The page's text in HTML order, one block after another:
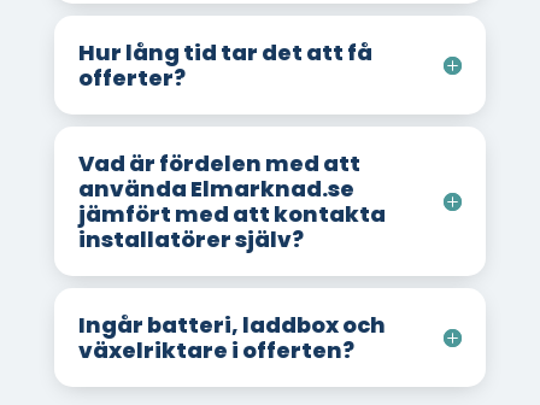
Hur lång tid tar det att få
offerter?
Vad är fördelen med att
använda Elmarknad.se
jämfört med att kontakta
installatörer själv?
Ingår batteri, laddbox och
växelriktare i offerten?